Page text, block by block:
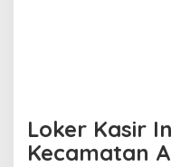
Loker Kasir
Kecamatan